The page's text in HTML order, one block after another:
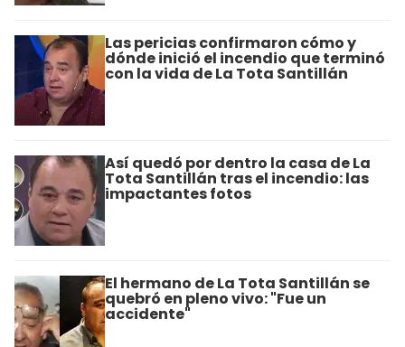
Las pericias confirmaron cómo y
dónde inició el incendio que terminó
con la vida de La Tota Santillán
Así quedó por dentro la casa de La
Tota Santillán tras el incendio: las
impactantes fotos
El hermano de La Tota Santillán se
quebró en pleno vivo: "Fue un
accidente"